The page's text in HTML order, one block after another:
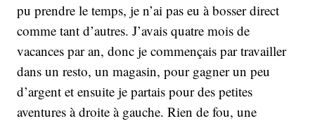
pu prendre le temps, je n’ai pas eu à bosser direct
comme tant d’autres. J’avais quatre mois de
vacances par an, donc je commençais par travailler
dans un resto, un magasin, pour gagner un peu
d’argent et ensuite je partais pour des petites
aventures à droite à gauche. Rien de fou, une